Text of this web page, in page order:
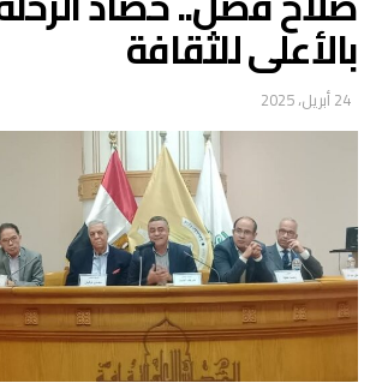
بالأعلى للثقافة
24 أبريل، 2025